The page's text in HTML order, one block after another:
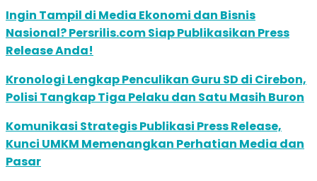
Ingin Tampil di Media Ekonomi dan Bisnis
Nasional? Persrilis.com Siap Publikasikan Press
Release Anda!
Kronologi Lengkap Penculikan Guru SD di Cirebon,
Polisi Tangkap Tiga Pelaku dan Satu Masih Buron
Komunikasi Strategis Publikasi Press Release,
Kunci UMKM Memenangkan Perhatian Media dan
Pasar